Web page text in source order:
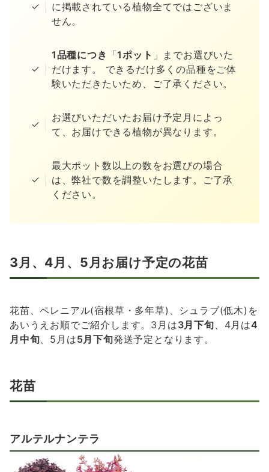
に掲載されている植物全てではございま
せん。
1品種につき 「1ポット 」までお選びいた
だけます。 できるだけ多くの品種をご体
験いただきたいため、ご了承ください。
お選びいただいたお届け予定月によっ
て、お届けできる植物が異なります。
最大ポット数以上の数をお選びの場合
は、弊社で数を調整いたします。ご了承
ください。
3月、4月、5月お届け予定の花苗
花苗、ペレニアル(宿根草・多年草)、シュラブ(低木)を
あいうえお順でご紹介します。3月は3月下旬、4月は4
月中旬、5月は5月下旬発送予定となります。
花苗
アルテルナンテラ